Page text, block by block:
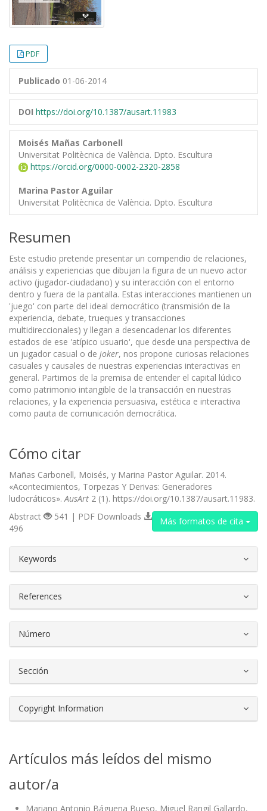
PDF
Publicado 01-06-2014
DOI https://doi.org/10.1387/ausart.11983
Moisés Mañas Carbonell
Universitat Politècnica de València. Dpto. Escultura
https://orcid.org/0000-0002-2320-2858
Marina Pastor Aguilar
Universitat Politècnica de València. Dpto. Escultura
Resumen
Este estudio pretende presentar un compendio de relaciones,
análisis y experiencias que dibujan la figura de un nuevo actor
activo (jugador-ciudadano) y su interacción con el entorno
dentro y fuera de la pantalla. Estas interacciones mantienen un
'juego' con parte del ideal democrático (transmisión de la
experiencia, debate, trueques y transacciones
multidireccionales) y llegan a desencadenar los diferentes
estados de ese 'atípico usuario', que desde una perspectiva de
un jugador casual o de joker, nos propone curiosas relaciones
casuales y causales de nuestras experiencias interactivas en
general. Partimos de la premisa de entender el capital lúdico
como patrimonio intangible de la transacción en nuestras
relaciones, y la experiencia persuasiva, estética e interactiva
como pauta de comunicación democrática.
Cómo citar
Mañas Carbonell, Moisés, y Marina Pastor Aguilar. 2014.
«Acontecimientos, Torpezas Y Derivas: Generadores
ludocráticos». AusArt 2 (1). https://doi.org/10.1387/ausart.11983.
Más formatos de cita
Abstract
541 | PDF Downloads
496
Keywords
References
Número
Sección
Copyright Information
Artículos más leídos del mismo
autor/a
Mariano Antonio Báguena Bueso, Miguel Rangil Gallardo,